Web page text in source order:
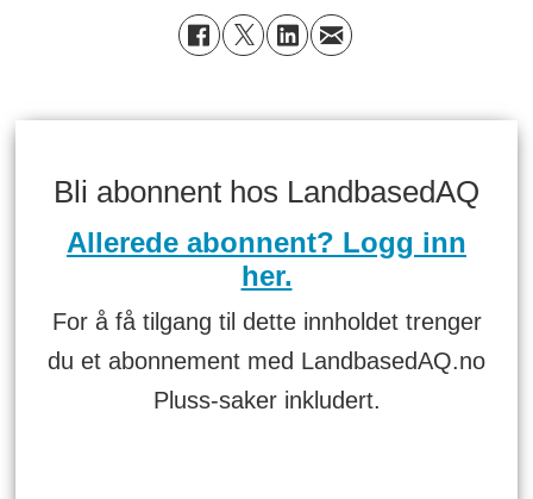
Bli abonnent hos LandbasedAQ
Allerede abonnent? Logg inn
her.
For å få tilgang til dette innholdet trenger
du et abonnement med LandbasedAQ.no
Pluss-saker inkludert.